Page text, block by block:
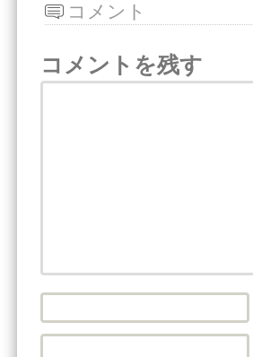
コメント
コメントを残す